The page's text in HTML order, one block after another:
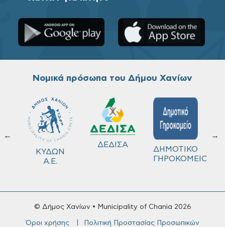
Νομικά πρόσωπα του Δήμου Χανίων
←
ΔΗΜΟΤΙΚΟ
ΓΗΡΟΚΟΜΕΙΟ
ΔΗΜΟΤΙΚΟ
Δ.Ε.Υ.Α.Χ
→
© Δήμος Χανίων • Municipality of Chania 2026
Όροι χρήσης Πολιτική Προστασίας Προσωπικών